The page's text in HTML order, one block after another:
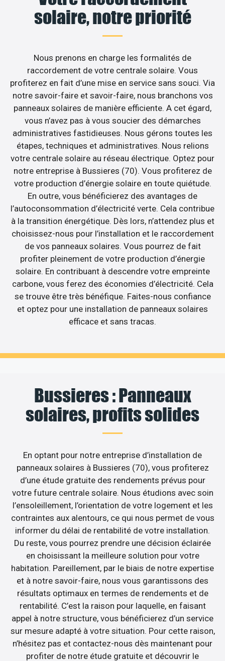
solaire, notre priorité
Nous prenons en charge les formalités de
raccordement de votre centrale solaire. Vous
profiterez en fait d’une mise en service sans souci. Via
notre savoir-faire et savoir-faire, nous branchons vos
panneaux solaires de manière efficiente. A cet égard,
vous n’avez pas à vous soucier des démarches
administratives fastidieuses. Nous gérons toutes les
étapes, techniques et administratives. Nous relions
votre centrale solaire au réseau électrique. Optez pour
notre entreprise à Bussieres (70). Vous profiterez de
votre production d’énergie solaire en toute quiétude.
En outre, vous bénéficierez des avantages de
l’autoconsommation d’électricité verte. Cela contribue
à la transition énergétique. Dès lors, n’attendez plus et
choisissez-nous pour l’installation et le raccordement
de vos panneaux solaires. Vous pourrez de fait
profiter pleinement de votre production d’énergie
solaire. En contribuant à descendre votre empreinte
carbone, vous ferez des économies d’électricité. Cela
se trouve être très bénéfique. Faites-nous confiance
et optez pour une installation de panneaux solaires
efficace et sans tracas.
Bussieres : Panneaux
solaires, profits solides
En optant pour notre entreprise d’installation de
panneaux solaires à Bussieres (70), vous profiterez
d’une étude gratuite des rendements prévus pour
votre future centrale solaire. Nous étudions avec soin
l’ensoleillement, l’orientation de votre logement et les
contraintes aux alentours, ce qui nous permet de vous
informer du délai de rentabilité de votre installation.
Du reste, vous pourrez prendre une décision éclairée
en choisissant la meilleure solution pour votre
habitation. Pareillement, par le biais de notre expertise
et à notre savoir-faire, nous vous garantissons des
résultats optimaux en termes de rendements et de
rentabilité. C’est la raison pour laquelle, en faisant
appel à notre structure, vous bénéficierez d’un service
sur mesure adapté à votre situation. Pour cette raison,
n’hésitez pas et contactez-nous dès maintenant pour
profiter de notre étude gratuite et découvrir le